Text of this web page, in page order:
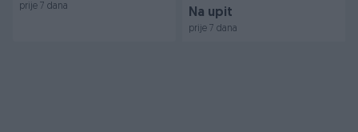
prije 7 dana Na upit
prije 7 dana